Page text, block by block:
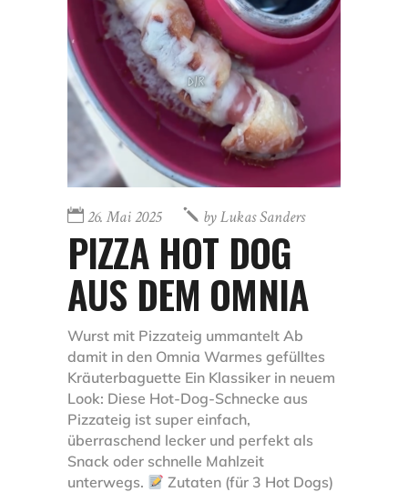
26. Mai 2025 byLukas Sanders
PIZZA HOT DOG
AUS DEM OMNIA
Wurst mit Pizzateig ummantelt Ab
damit in den Omnia Warmes gefülltes
Kräuterbaguette Ein Klassiker in neuem
Look: Diese Hot-Dog-Schnecke aus
Pizzateig ist super einfach,
überraschend lecker und perfekt als
Snack oder schnelle Mahlzeit
unterwegs.
Zutaten (für 3 Hot Dogs)